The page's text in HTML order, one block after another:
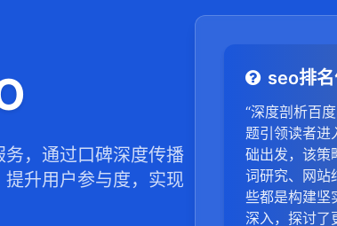
，通过口碑深度传播
升用户参与度，实现
seo排
“深度剖析百
题引领读者进
础出发，该策
词研究、网站
些都是构建坚
深入，探讨了